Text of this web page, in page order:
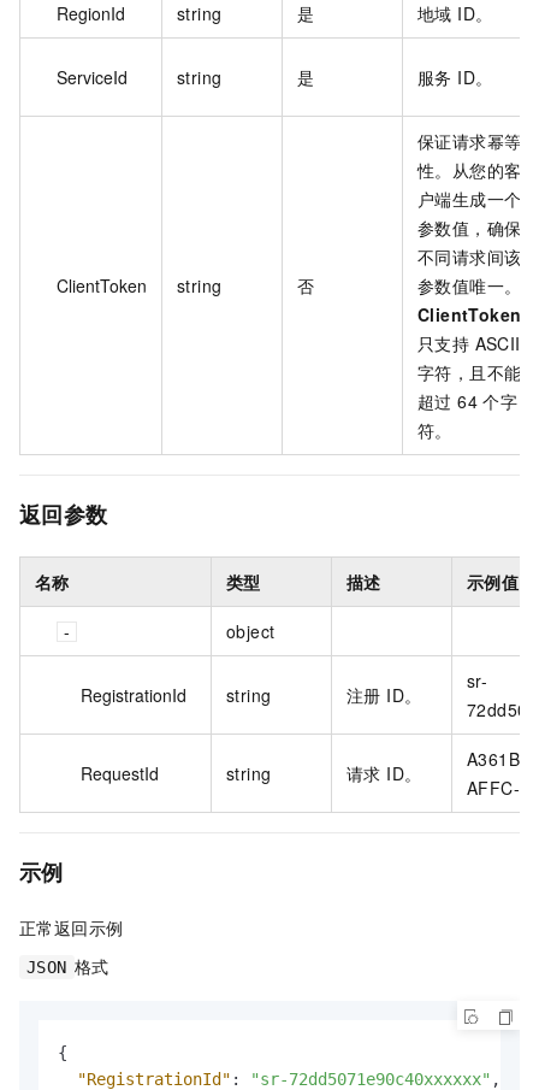
RegionId string 是 地域 ID。
ServiceId string 是 服务 ID。
ClientToken string 否
保证请求幂等
性。从您的客
户端生成一个
参数值，确保
不同请求间该
参数值唯一。
ClientToken
只支持 ASCII
字符，且不能
超过 64 个字
符。
返回参数
名称 类型 描述 示例值
object
RegistrationId string 注册 ID。
sr-
RequestId string 请求 ID。
AFFC-
示例
正常返回示例
JSON 格式
{
"RegistrationId" : "sr-72dd5071e90c40xxxxxx" ,